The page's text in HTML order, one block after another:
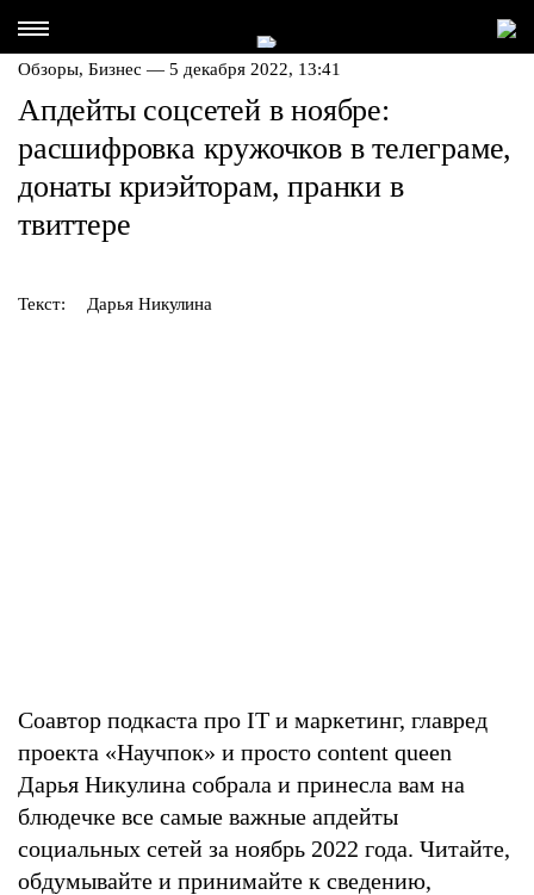
Обзоры, Бизнес — 5 декабря 2022, 13:41
Апдейты соцсетей в ноябре:
расшифровка кружочков в телеграме,
донаты криэйторам, пранки в
твиттере
Текст: Дарья Никулина
Соавтор подкаста про IT и маркетинг, главред
проекта «Научпок» и просто content queen
Дарья Никулина собрала и принесла вам на
блюдечке все самые важные апдейты
социальных сетей за ноябрь 2022 года. Читайте,
обдумывайте и принимайте к сведению,